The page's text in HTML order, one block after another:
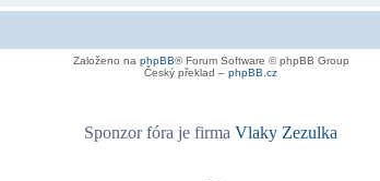
Založeno na phpBB® Forum Software © phpBB Group
Český překlad – phpBB.cz
Sponzor fóra je firma Vlaky Zezulka